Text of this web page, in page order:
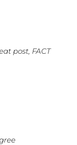
post, FACT